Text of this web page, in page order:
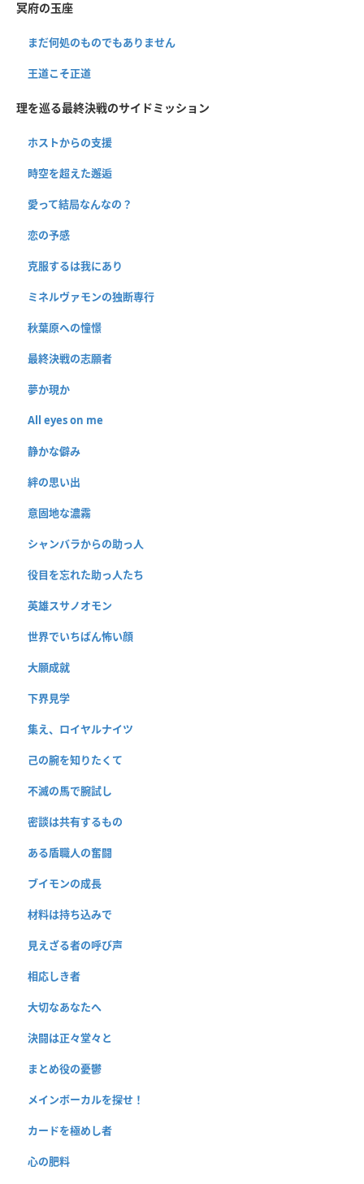
冥府の玉座
まだ何処のものでもありません
王道こそ正道
理を巡る最終決戦のサイドミッション
ホストからの支援
時空を超えた邂逅
愛って結局なんなの？
恋の予感
克服するは我にあり
ミネルヴァモンの独断専行
秋葉原への憧憬
最終決戦の志願者
夢か現か
All eyes on me
静かな僻み
絆の思い出
意固地な濃霧
シャンバラからの助っ人
役目を忘れた助っ人たち
英雄スサノオモン
世界でいちばん怖い顔
大願成就
下界見学
集え、ロイヤルナイツ
己の腕を知りたくて
不滅の馬で腕試し
密談は共有するもの
ある盾職人の奮闘
ブイモンの成長
材料は持ち込みで
見えざる者の呼び声
相応しき者
大切なあなたへ
決闘は正々堂々と
まとめ役の憂鬱
メインボーカルを探せ！
カードを極めし者
心の肥料